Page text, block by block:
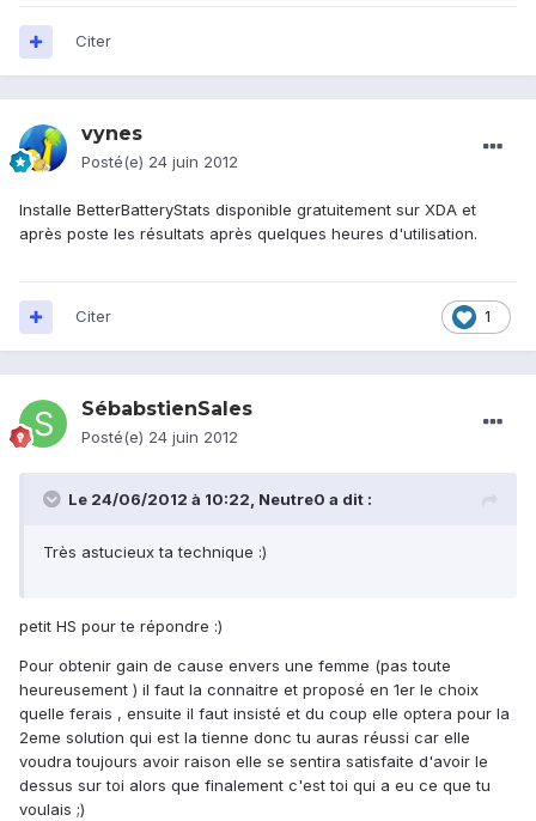
Citer
vynes
Posté(e) 24 juin 2012
Installe BetterBatteryStats disponible gratuitement sur XDA et
après poste les résultats après quelques heures d'utilisation.
1
Citer
SébabstienSales
Posté(e) 24 juin 2012
Le 24/06/2012 à 10:22, Neutre0 a dit :
Très astucieux ta technique :)
petit HS pour te répondre :)
Pour obtenir gain de cause envers une femme (pas toute
heureusement ) il faut la connaitre et proposé en 1er le choix
quelle ferais , ensuite il faut insisté et du coup elle optera pour la
2eme solution qui est la tienne donc tu auras réussi car elle
voudra toujours avoir raison elle se sentira satisfaite d'avoir le
dessus sur toi alors que finalement c'est toi qui a eu ce que tu
voulais ;)